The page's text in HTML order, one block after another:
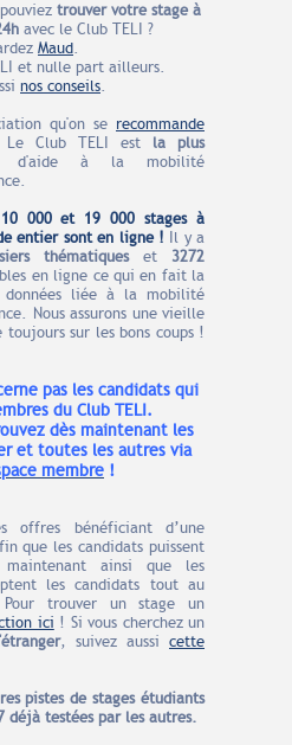
trouver votre stage à
avec le Club TELI ?
Maud.
et nulle part ailleurs.
nos conseils.
qu'on se recommande
Le Club TELI est la plus
d'aide à la mobilité
000 et 19 000 stages à
entier sont en ligne !
Il y a
thématiqueset 3272
en ligne ce qui en fait la
données liée à la mobilité
Nous assurons une vieille
sur les bons coups !
pas les candidats qui
du Club TELI.
dès maintenant les
et toutes les autres via
membre !
offres bénéficiant d’une
que les candidats puissent
ainsi que les
les candidats tout au
Pour trouver un stage un
ici ! Si vous cherchez un
, suivez aussi cette
pistes de stages étudiants
déjà testées par les autres.